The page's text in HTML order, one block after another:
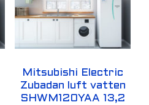
Mitsubishi Electric
Zubadan luft vatten
SHWM120YAA 13,2